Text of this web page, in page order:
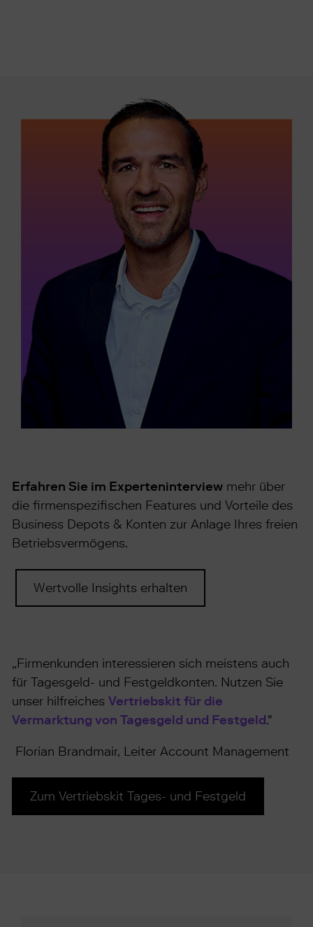
Erfahren Sie im Experteninterviewmehr über
die firmenspezifischen Features und Vorteile des
Business Depots & Konten zur Anlage Ihres freien
Betriebsvermögens.
Wertvolle Insights erhalten
„Firmenkunden interessieren sich meistens auch
für Tagesgeld- und Festgeldkonten. Nutzen Sie
unser hilfreiches Vertriebskit für die
Vermarktung von Tagesgeld und Festgeld."
Florian Brandmair, Leiter Account Management
Zum Vertriebskit Tages- und Festgeld